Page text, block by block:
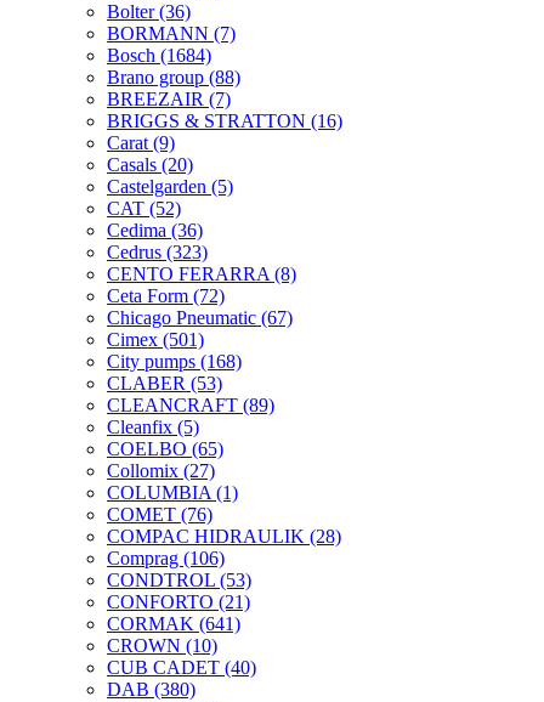
Bolter(36)
BORMANN (7)
Bosch (1684)
Brano group (88)
BREEZAIR (7)
BRIGGS & STRATTON (16)
Carat (9)
Casals (20)
Castelgarden (5)
CAT (52)
Cedima (36)
Cedrus (323)
CENTO FERARRA (8)
Ceta Form (72)
Chicago Pneumatic (67)
Cimex (501)
City pumps (168)
CLABER (53)
CLEANCRAFT (89)
Cleanfix (5)
COELBO (65)
Collomix (27)
COLUMBIA (1)
COMET (76)
COMPAC HIDRAULIK (28)
Comprag (106)
CONDTROL (53)
CONFORTO (21)
CORMAK (641)
CROWN (10)
CUB CADET (40)
DAB (380)